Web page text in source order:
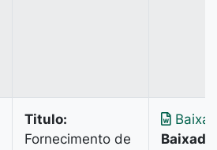
Titulo:
Fornecimento de
Baixar
Baixado: